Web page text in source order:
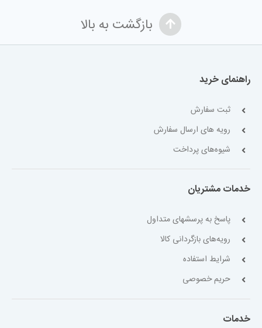
بازگشت به بالا
راهنمای خرید
ثبت سفارش
رویه های ارسال سفارش
شیوه‌های پرداخت
خدمات مشتریان
پاسخ به پرسشهای متداول
رویه‌های بازگردانی کالا
شرایط استفاده
حریم خصوصی
خدمات